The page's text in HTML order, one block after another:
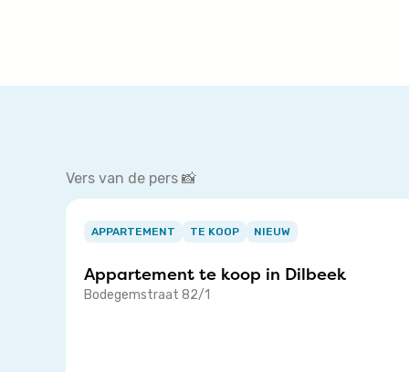
Vers van de pers 📸
Item
APPARTEMENT TE KOOP NIEUW
Appartement te koop in Dilbeek
Bodegemstraat 82/1